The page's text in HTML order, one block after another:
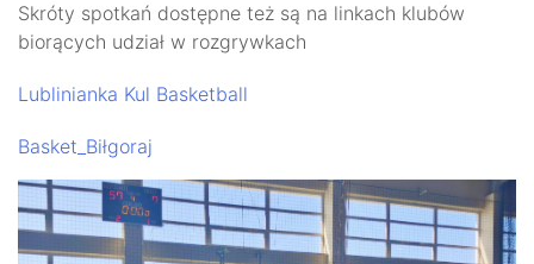
Skróty spotkań dostępne też są na linkach klubów
biorących udział w rozgrywkach
Lublinianka Kul Basketball
Basket_Biłgoraj